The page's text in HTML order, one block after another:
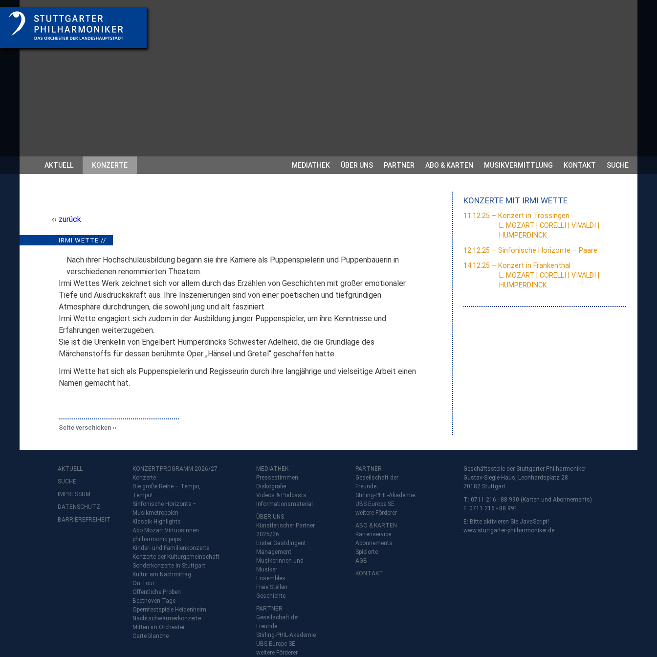
AKTUELL KONZERTE MEDIATHEK ÜBER UNS PARTNER ABO & KARTEN MUSIKVERMITTLUNG KONTAKT SUCHE
zurück
IRMI
WETTE
IRMI WETTE //
Nach ihrer Hochschulausbildung begann sie ihre Karriere als Puppenspielerin und Puppenbauerin in
verschiedenen renommierten Theatern.
Irmi Wettes Werk zeichnet sich vor allem durch das Erzählen von Geschichten mit großer emotionaler
Tiefe und Ausdruckskraft aus. Ihre Inszenierungen sind von einer poetischen und tiefgründigen
Atmosphäre durchdrungen, die sowohl jung und alt fasziniert.
Irmi Wette engagiert sich zudem in der Ausbildung junger Puppenspieler, um ihre Kenntnisse und
Erfahrungen weiterzugeben.
Sie ist die Urenkelin von Engelbert Humperdincks Schwester Adelheid, die die Grundlage des
Märchenstoffs für dessen berühmte Oper „Hänsel und Gretel“ geschaffen hatte.
Irmi Wette hat sich als Puppenspielerin und Regisseurin durch ihre langjährige und vielseitige Arbeit einen
Namen gemacht hat.
KONZERTE MIT IRMI WETTE
11.12.25 – Konzert in Trossingen
L. MOZART | CORELLI | VIVALDI |
HUMPERDINCK
12.12.25 – Sinfonische Horizonte – Paare
14.12.25 – Konzert in Frankenthal
L. MOZART | CORELLI | VIVALDI |
HUMPERDINCK
Seite verschicken
AKTUELL
SUCHE
IMPRESSUM
DATENSCHUTZ
BARRIEREFREIHEIT
KONZERTPROGRAMM 2026/27
Konzerte
Die große Reihe – Tempo,
Tempo!
Sinfonische Horizonte –
Musikmetropolen
Klassik Highlights
Abo Mozart Virtuosinnen
philharmonic pops
Kinder- und Familienkonzerte
Konzerte der Kulturgemeinschaft
Sonderkonzerte in Stuttgart
Kultur am Nachmittag
On Tour
Öffentliche Proben
Beethoven-Tage
Opernfestspiele Heidenheim
Nachtschwärmerkonzerte
Mitten im Orchester
Carte blanche
MEDIATHEK
Pressestimmen
Diskografie
Videos & Podcasts
Informationsmaterial
ÜBER UNS
Künstlerischer Partner
2025/26
Erster Gastdirigent
Management
Musikerinnen und
Musiker
Ensembles
Freie Stellen
Geschichte
PARTNER
Gesellschaft der
Freunde
Stirling-PHIL-Akademie
UBS Europe SE
weitere Förderer
PARTNER
Gesellschaft der
Freunde
Stirling-PHIL-Akademie
UBS Europe SE
weitere Förderer
ABO & KARTEN
Kartenservice
Abonnements
Spielorte
AGB
KONTAKT
Geschäftsstelle der Stuttgarter Philharmoniker
Gustav-Siegle-Haus, Leonhardsplatz 28
70182 Stuttgart
T: 0711 216 - 88 990 (Karten und Abonnements)
F: 0711 216 - 88 991
E: Bitte aktivieren Sie JavaScript!
www.stuttgarter-philharmoniker.de